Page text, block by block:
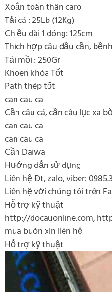
Xoắn toàn thân caro
Tải cá : 25Lb (12Kg)
Chiều dài 1 dóng: 125cm
Thích hợp câu đầu cần,
Tải mồi : 250Gr
Khoen khóa Tốt
Path thép tốt
can cau ca
Cần câu cá, cần câu lục xa
can cau ca
can cau ca
Cần Daiwa
Hướng dẫn sử dụng
Liên hệ Đt, zalo, viber:
Liên hệ với chúng tôi trên
Hỗ trợ kỹ thuật
http://docauonline.com,
mua buôn xin liên hệ
Hỗ trợ kỹ thuật